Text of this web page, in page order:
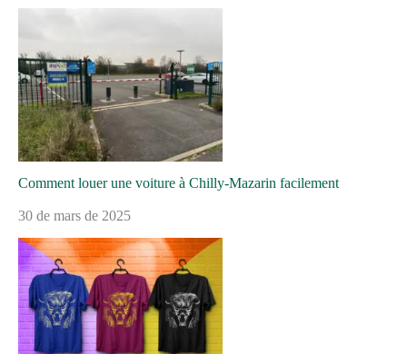
Comment louer une voiture à Chilly-Mazarin facilement
30 de mars de 2025